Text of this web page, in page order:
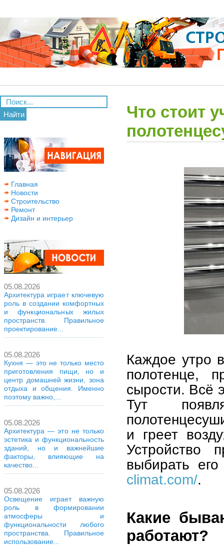
Найти
Главная
Новости
Строительство
Ремонт
Дизайн и интерьер
05.08.2026
Архитектура играет ключевую
роль в создании комфортных
и функциональных жилых
пространств. Правильное
проектирование...
05.08.2026
Кухня — это не только место
приготовления пищи, но и
центр домашней жизни, зона
отдыха и общения. Именно
поэтому важно,...
05.08.2026
Архитектура — это не только
эстетика и функциональность
зданий, но и важнейшие
факторы, влияющие на
качество...
05.08.2026
Освещение играет важную
роль в формировании
атмосферы и
функциональности любого
пространства. Правильное
использование...
Что стоит
Каждое утро
полотенце,
сырости. Всё
Тут
и греет
выбирать
climat.com/.
Какие
работают?